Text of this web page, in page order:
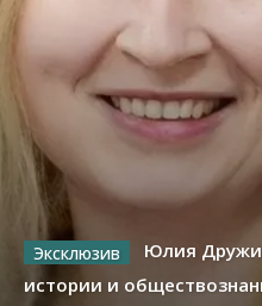
Юлия
истории и